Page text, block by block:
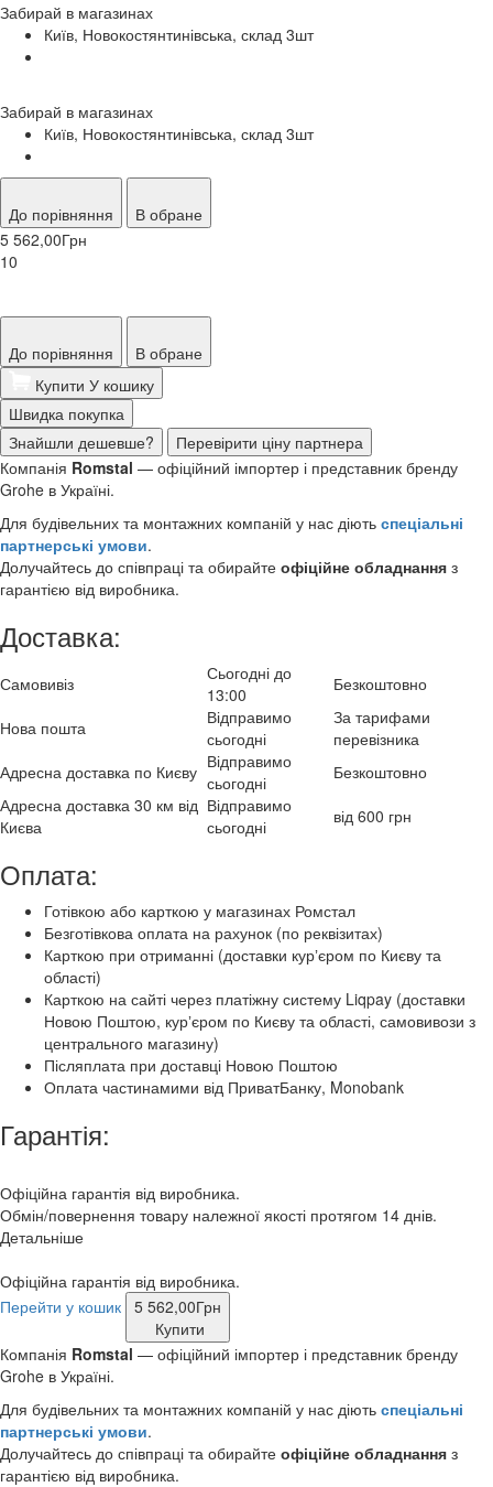
Забирай в магазинах
Київ, Новокостянтинівська, склад 3шт
Забирай в магазинах
Київ, Новокостянтинівська, склад 3шт
До порівняння
В обране
5 562,00Грн
10
До порівняння
В обране
Купити У кошику
Швидка покупка
Знайшли дешевше?
Перевірити ціну партнера
Компанія Romstal — офіційний імпортер і представник бренду
Grohe в Україні.
Для будівельних та монтажних компаній у нас діють спеціальні
партнерські умови.
Долучайтесь до співпраці та обирайте офіційне обладнання з
гарантією від виробника.
Доставка:
Самовивіз
Сьогодні до
13:00
Безкоштовно
Нова пошта
Відправимо
сьогодні
За тарифами
перевізника
Адресна доставка по Києву Відправимо
сьогодні
Безкоштовно
Адресна доставка 30 км від
Києва
Відправимо
сьогодні
від 600 грн
Оплата:
Готівкою або карткою у магазинах Ромстал
Безготівкова оплата на рахунок (по реквізитах)
Карткою при отриманні (доставки курʼєром по Києву та
області)
Карткою на сайті через платіжну систему Liqpay (доставки
Новою Поштою, курʼєром по Києву та області, самовивози з
центрального магазину)
Післяплата при доставці Новою Поштою
Оплата частинамими від ПриватБанку, Monobank
Гарантія:
Офіційна гарантія від виробника.
Обмін/повернення товару належної якості протягом 14 днів.
Детальніше
Офіційна гарантія від виробника.
Перейти у кошик 5 562,00Грн
Купити
Компанія Romstal — офіційний імпортер і представник бренду
Grohe в Україні.
Для будівельних та монтажних компаній у нас діють спеціальні
партнерські умови.
Долучайтесь до співпраці та обирайте офіційне обладнання з
гарантією від виробника.